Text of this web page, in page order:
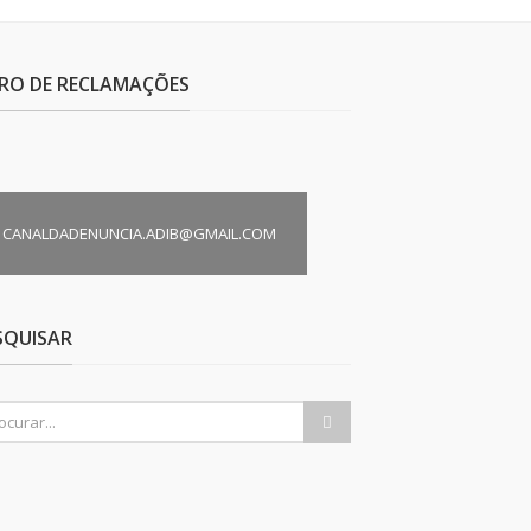
DE RECLAMAÇÕES
CANALDADENUNCIA.ADIB@GMAIL.COM